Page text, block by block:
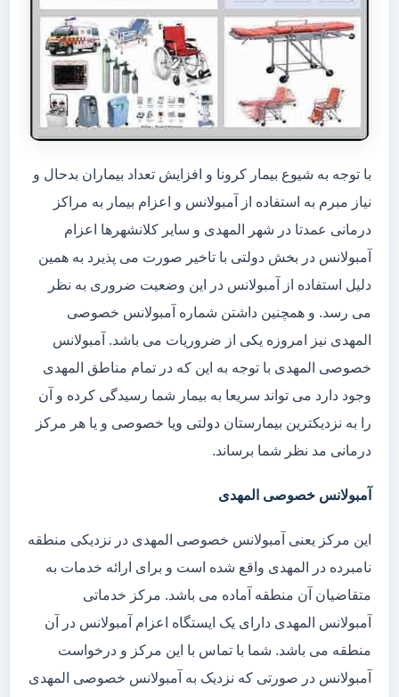
با توجه به شیوع بیمار کرونا و افزایش تعداد بیماران بدحال و
نیاز مبرم به استفاده از آمبولانس و اعزام بیمار به مراکز
درمانی عمدتا در شهر المهدی و سایر کلانشهرها اعزام
آمبولانس در بخش دولتی با تاخیر صورت می پذیرد به همین
دلیل استفاده از آمبولانس در این وضعیت ضروری به نظر
می رسد. و همچنین داشتن شماره آمبولانس خصوصی
المهدی نیز امروزه یکی از ضروریات می باشد. آمبولانس
خصوصی المهدی با توجه به این که در تمام مناطق المهدی
وجود دارد می تواند سریعا به بیمار شما رسیدگی کرده و آن
را به نزدیکترین بیمارستان دولتی ویا خصوصی و یا هر مرکز
درمانی مد نظر شما برساند.
آمبولانس خصوصی المهدی
این مرکز یعنی آمبولانس خصوصی المهدی در نزدیکی منطقه
نامبرده در المهدی واقع شده است و برای ارائه خدمات به
متقاضیان آن منطقه آماده می باشد. مرکز خدماتی
آمبولانس المهدی دارای یک ایستگاه اعزام آمبولانس در آن
منطقه می باشد. شما با تماس با این مرکز و درخواست
آمبولانس در صورتی که نزدیک به آمبولانس خصوصی المهدی